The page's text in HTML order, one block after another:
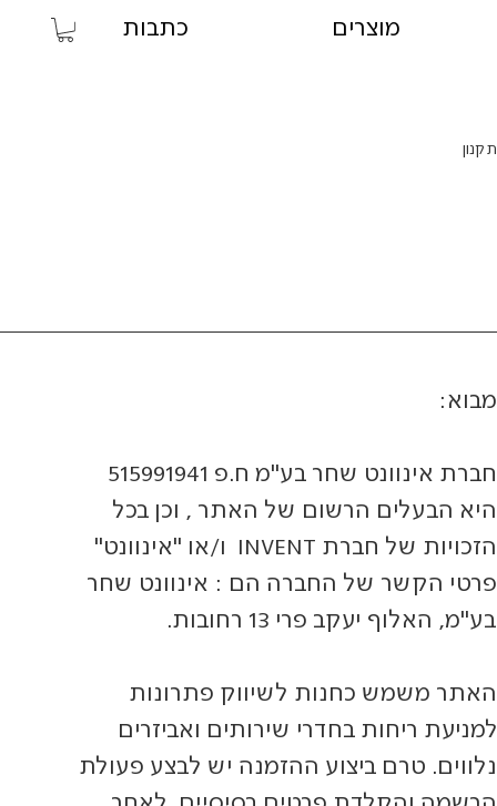
מוצרים כתבות
תקנון
מבוא:
חברת אינוונט שחר בע"מ ח.פ 515991941
היא הבעלים הרשום של האתר , וכן בכל
הזכויות של חברת INVENT ו/או "אינוונט"
פרטי הקשר של החברה הם : אינוונט שחר
בע"מ, האלוף יעקב פרי 13 רחובות.
האתר משמש כחנות לשיווק פתרונות
למניעת ריחות בחדרי שירותים ואביזרים
נלווים. טרם ביצוע ההזמנה יש לבצע פעולת